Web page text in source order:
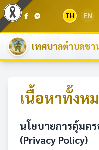
TH EN
เทศบาลตำบลชา
เนื้อหาทั้งห
นโยบายการคุ้มค
(Privacy Policy)